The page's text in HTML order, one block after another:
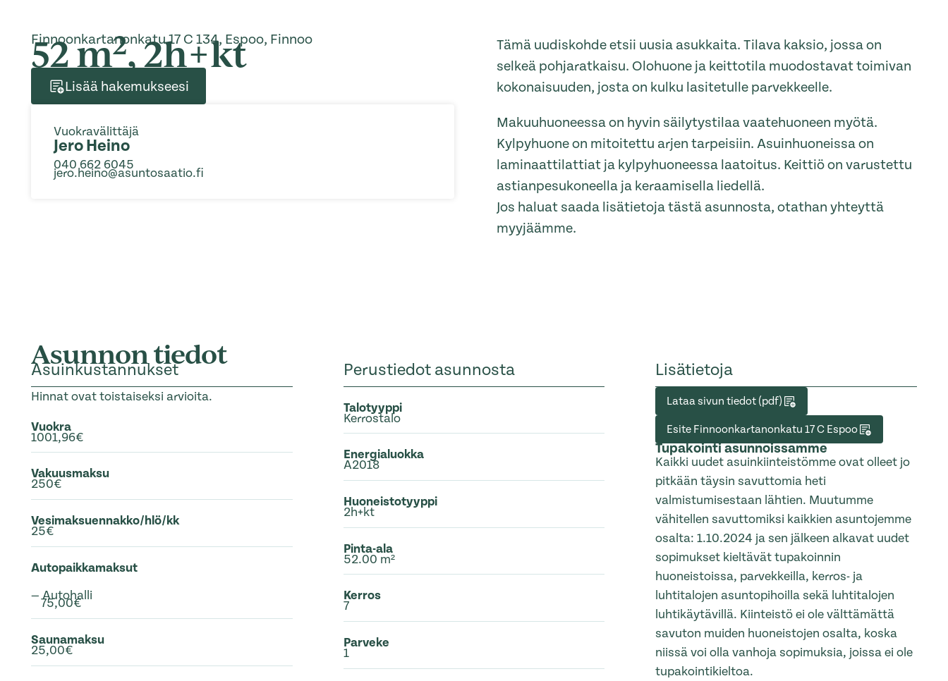
Finnoonkartanonkatu 17 C 134, Espoo, Finnoo
52 m2, 2h+kt
Lisää hakemukseesi
Vuokravälittäjä
Jero Heino
040 662 6045
jero.heino@asuntosaatio.fi
Tämä uudiskohde etsii uusia asukkaita. Tilava kaksio, jossa on
selkeä pohjaratkaisu. Olohuone ja keittotila muodostavat toimivan
kokonaisuuden, josta on kulku lasitetulle parvekkeelle.
Makuuhuoneessa on hyvin säilytystilaa vaatehuoneen myötä.
Kylpyhuone on mitoitettu arjen tarpeisiin. Asuinhuoneissa on
laminaattilattiat ja kylpyhuoneessa laatoitus. Keittiö on varustettu
astianpesukoneella ja keraamisella liedellä.
Jos haluat saada lisätietoja tästä asunnosta, otathan yhteyttä
myyjäämme.
Asunnon tiedot
Asuinkustannukset
Hinnat ovat toistaiseksi arvioita.
Vuokra
1001,96€
Vakuusmaksu
250€
Vesimaksuennakko/hlö/kk
25€
Autopaikkamaksut
— Autohalli
75,00€
Saunamaksu
25,00€
Perustiedot asunnosta
Talotyyppi
Kerrostalo
Energialuokka
A2018
Huoneistotyyppi
2h+kt
Pinta-ala
52.00 m²
Kerros
7
Parveke
1
Lisätietoja
Lataa sivun tiedot (pdf)
Esite Finnoonkartanonkatu 17 C Espoo
Tupakointi asunnoissamme
Kaikki uudet asuinkiinteistömme ovat olleet jo
pitkään täysin savuttomia heti
valmistumisestaan lähtien. Muutumme
vähitellen savuttomiksi kaikkien asuntojemme
osalta: 1.10.2024 ja sen jälkeen alkavat uudet
sopimukset kieltävät tupakoinnin
huoneistoissa, parvekkeilla, kerros- ja
luhtitalojen asuntopihoilla sekä luhtitalojen
luhtikäytävillä. Kiinteistö ei ole välttämättä
savuton muiden huoneistojen osalta, koska
niissä voi olla vanhoja sopimuksia, joissa ei ole
tupakointikieltoa.